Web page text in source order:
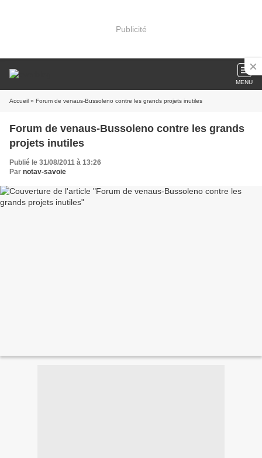
Publicité
MENU
Accueil » Forum de venaus-Bussoleno contre les grands projets inutiles
Forum de venaus-Bussoleno contre les grands
projets inutiles
Publié le 31/08/2011 à 13:26
Par notav-savoie